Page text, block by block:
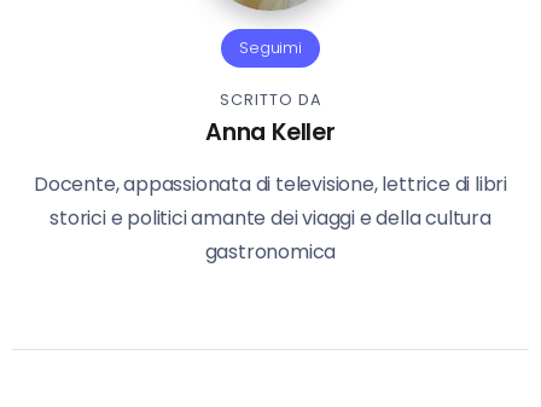
Seguimi
SCRITTO DA
Anna Keller
Docente, appassionata di televisione, lettrice di libri
storici e politici amante dei viaggi e della cultura
gastronomica